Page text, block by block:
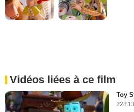
Vidéos liées à ce film
Toy
228